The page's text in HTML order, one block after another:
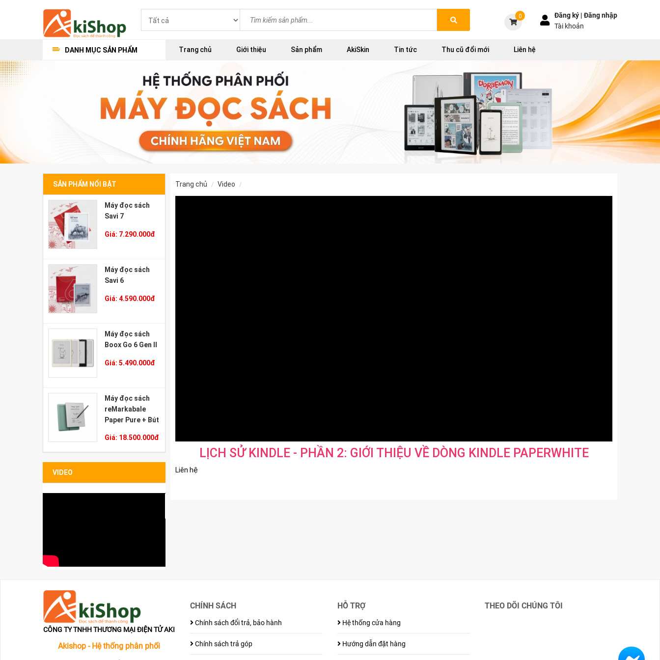
0 Đăng ký |Đăng nhập
Tài khoản
DANH MỤC SẢN PHẨM Trang chủ Giới thiệu Sản phẩm AkiSkin Tin tức Thu cũ đổi mới Liên hệ
SẢN PHẨM NỔI BẬT
Máy đọc sách
Savi 7
Giá: 7.290.000đ
Máy đọc sách
Savi 6
Giá: 4.590.000đ
Máy đọc sách
Boox Go 6 Gen II
Giá: 5.490.000đ
Máy đọc sách
reMarkabale
Paper Pure + Bút
Bao đựng Sleeve
Folio
Giá: 18.500.000đ
VIDEO
trang chủ video
LỊCH SỬ KINDLE - PHẦN 2: GIỚI THIỆU VỀ DÒNG KINDLE PAPERWHITE
Liên hệ
CÔNG TY TNHH THƯƠNG MẠI ĐIỆN TỬ AKI
Akishop - Hệ thống phân phối
CHÍNH SÁCH
Chính sách đổi trả, bảo hành
Chính sách trả góp
HỖ TRỢ
Hệ thống cửa hàng
Hướng dẫn đặt hàng
THEO DÕI CHÚNG TÔI